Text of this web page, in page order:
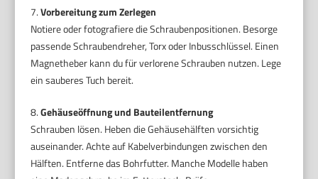
7.Vorbereitung zum Zerlegen
Notiere oder fotografiere die Schraubenpositionen. Besorge
passende Schraubendreher, Torx oder Inbusschlüssel. Einen
Magnetheber kann du für verlorene Schrauben nutzen. Lege
ein sauberes Tuch bereit.
8.Gehäuseöffnung und Bauteilentfernung
Schrauben lösen. Heben die Gehäusehälften vorsichtig
auseinander. Achte auf Kabelverbindungen zwischen den
Hälften. Entferne das Bohrfutter. Manche Modelle haben